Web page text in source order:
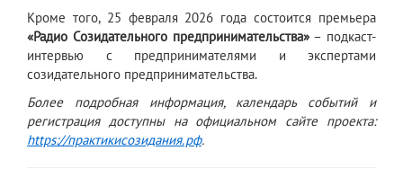
Кроме того, 25 февраля 2026 года состоится премьера
«Радио Созидательного предпринимательства»– подкаст-
интервью с предпринимателями и экспертами
созидательного предпринимательства.
Более подробная информация, календарь событий и
регистрация доступны на официальном сайте проекта:
https://практикисозидания.рф.